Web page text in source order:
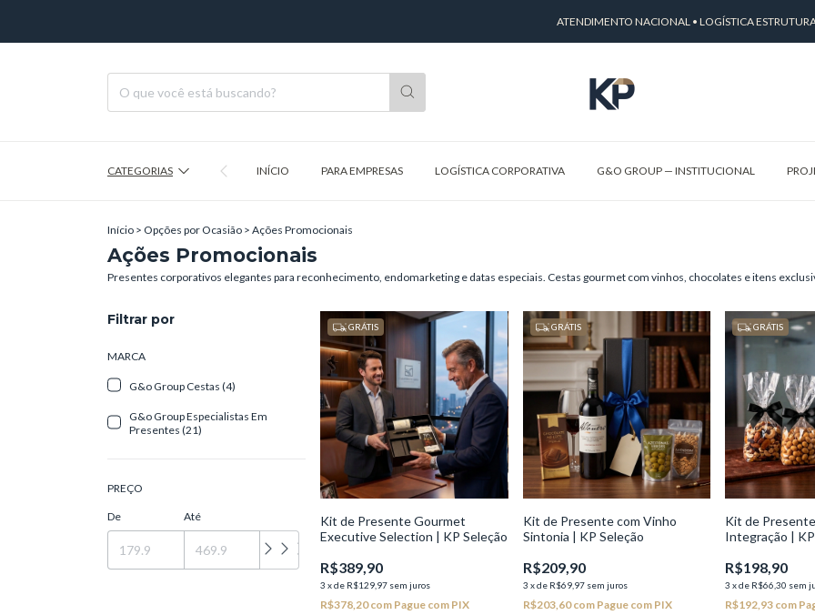
ATENDIMENTO NACIONAL • LOGÍSTICA ESTRUTURADA •
CATEGORIAS INÍCIO PARA EMPRESAS LOGÍSTICA CORPORATIVA G&O GROUP — INSTITUCIONAL
Início > Opções por Ocasião > Ações Promocionais
Ações Promocionais
Presentes corporativos elegantes para reconhecimento, endomarketing e datas especiais. Cestas gourmet com vinhos, chocolates e itens
Filtrar por
MARCA
G&o Group Cestas (4)
G&o Group Especialistas Em
Presentes (21)
PREÇO
De Até
GRÁTIS
Kit de Presente Gourmet
Executive Selection | KP Seleção
R$389,90
3 xde R$129,97 sem juros
R$378,20com Pague com PIX
GRÁTIS
Kit de Presente com Vinho
Sintonia | KP Seleção
R$209,90
3 xde R$69,97 sem juros
R$203,60com Pague com PIX
GRÁTIS
Kit de
Integração |
R$198,90
3 xde R$66,30 sem
R$192,93 com